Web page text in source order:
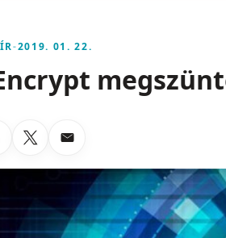
-2019. 01. 22.
Facebookon
LinkedInen
Megosztas X-en
Megosztas emailben